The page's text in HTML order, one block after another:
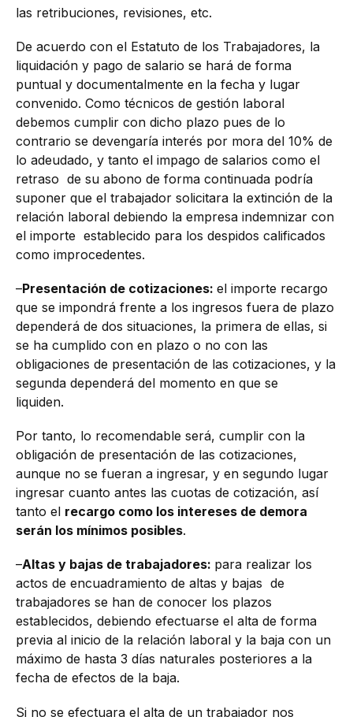
las retribuciones, revisiones, etc.
De acuerdo con el Estatuto de los Trabajadores, la
liquidación y pago de salario se hará de forma
puntual y documentalmente en la fecha y lugar
convenido. Como técnicos de gestión laboral
debemos cumplir con dicho plazo pues de lo
contrario se devengaría interés por mora del 10% de
lo adeudado, y tanto el impago de salarios como el
retraso de su abono de forma continuada podría
suponer que el trabajador solicitara la extinción de la
relación laboral debiendo la empresa indemnizar con
el importe establecido para los despidos calificados
como improcedentes.
–Presentación de cotizaciones: el importe recargo
que se impondrá frente a los ingresos fuera de plazo
dependerá de dos situaciones, la primera de ellas, si
se ha cumplido con en plazo o no con las
obligaciones de presentación de las cotizaciones, y la
segunda dependerá del momento en que se
liquiden.
Por tanto, lo recomendable será, cumplir con la
obligación de presentación de las cotizaciones,
aunque no se fueran a ingresar, y en segundo lugar
ingresar cuanto antes las cuotas de cotización, así
tanto el recargo como los intereses de demora
serán los mínimos posibles.
–Altas y bajas de trabajadores: para realizar los
actos de encuadramiento de altas y bajas de
trabajadores se han de conocer los plazos
establecidos, debiendo efectuarse el alta de forma
previa al inicio de la relación laboral y la baja con un
máximo de hasta 3 días naturales posteriores a la
fecha de efectos de la baja.
Si no se efectuara el alta de un trabajador nos